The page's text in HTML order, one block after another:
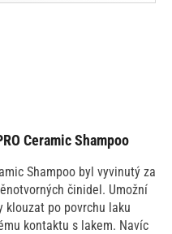
Ceramic Shampoo
Shampoo byl vyvinutý za
činidel. Umožní
klouzat po povrchu laku
kontaktu s lakem. Navíc